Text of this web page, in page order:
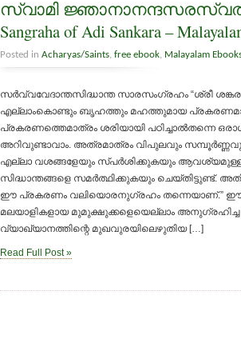
സ്വാമി ജ്ഞാനാനന്ദസരസ്വതി
Sangraha of Adi Sankara –
Posted in Acharyas/Saints, free ebook, Malayalam
സര്‍വ്വവേദാന്തസിദ്ധാന്ത സാരസംഗ്രഹം “ശ്രീ
എല്ലാംകൊണ്ടും ബൃഹത്തും മഹത്തുമായ
പ്രകരണത്തെമാത്രം ശരിയായി പഠിച്ചാല്‍തന്നെ
അറിവുണ്ടാവാം. അത്രമാത്രം വിപുലവും
എല്ലാ വശങ്ങളേയും സ്പര്‍ശിക്കുകയും
സിദ്ധാന്തങ്ങളെ സമര്‍ത്ഥിക്കുകയും ചെയ്തിട്ടുണ്ട്.
ഈ പ്രകരണം വലിയൊരനുഗ്രഹം തന്നെയാണ്.” ഈ
മലയാളികളായ മുമുക്ഷുക്കളെയെല്ലാം
വ്യാഖ്യാനത്തിന്റെ മുഖവുരയിലെഴുതിയ […]
Read Full Post »